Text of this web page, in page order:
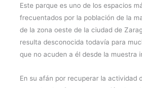
Este parque es uno de los espacios
frecuentados por la población de la
de la zona oeste de la ciudad de
resulta desconocida todavía para
que no acuden a él desde la muestra
En su afán por recuperar la actividad